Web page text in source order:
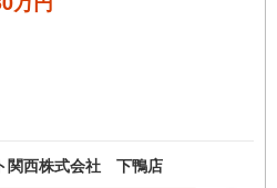
関西株式会社 下鴨店